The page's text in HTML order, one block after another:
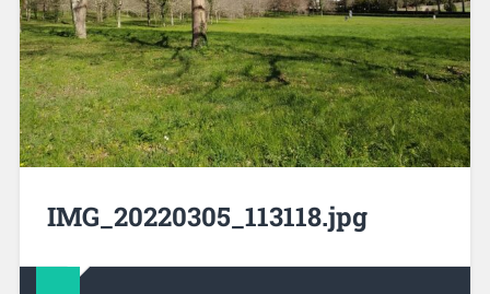
IMG_20220305_113118.jpg